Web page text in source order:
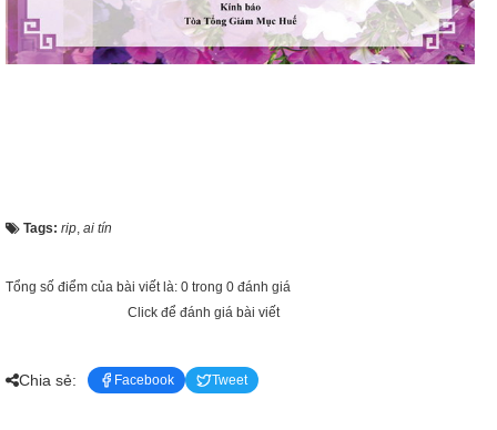
Tags: rip, ai tín
Tổng số điểm của bài viết là: 0 trong 0 đánh giá
Click để đánh giá bài viết
Chia sẻ: Facebook Tweet